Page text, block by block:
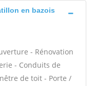
en bazois
- Rénovation
- Conduits de
de toit - Porte /